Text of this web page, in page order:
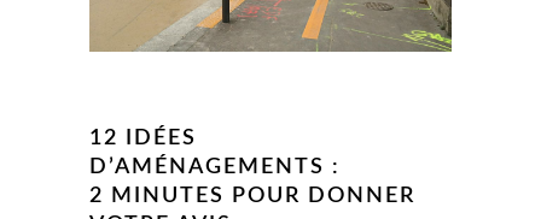
12 IDÉES
D’AMÉNAGEMENTS :
2 MINUTES POUR DONNER